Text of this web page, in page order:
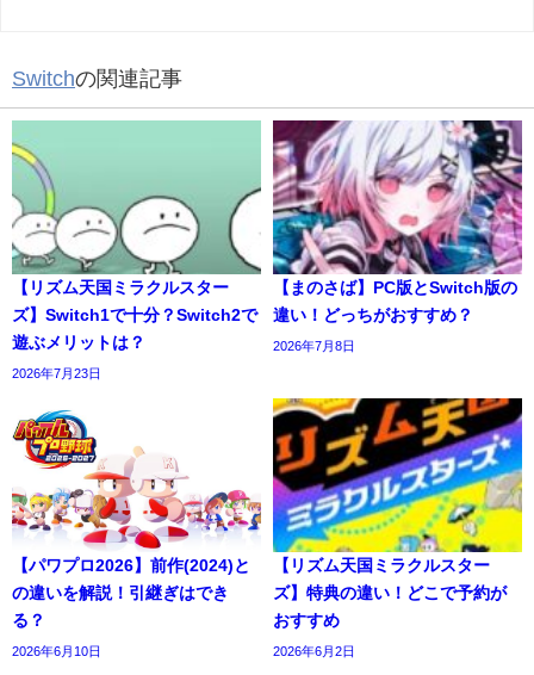
Switchの関連記事
【リズム天国ミラクルスター
ズ】Switch1で十分？Switch2で
遊ぶメリットは？
2026年7月23日
【まのさば】PC版とSwitch版の
違い！どっちがおすすめ？
2026年7月8日
【パワプロ2026】前作(2024)と
の違いを解説！引継ぎはでき
る？
2026年6月10日
【リズム天国ミラクルスター
ズ】特典の違い！どこで予約が
おすすめ
2026年6月2日